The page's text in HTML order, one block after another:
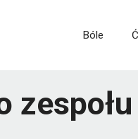
Bóle